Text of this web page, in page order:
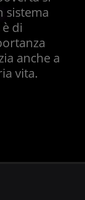
sistema
di
anche a
vita.